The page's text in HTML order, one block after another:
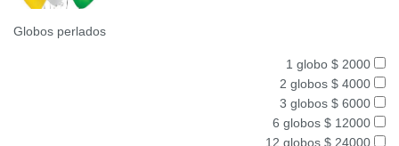
Globos perlados
1 globo $ 2000
2 globos $ 4000
3 globos $ 6000
6 globos $ 12000
12 globos $ 24000